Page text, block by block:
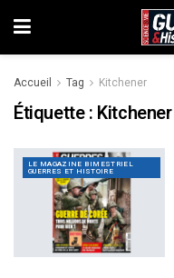
Accueil Tag Kitchener
Étiquette : Kitchener
LE MAGAZINE BIMESTRIEL
GUERRES ET HISTOIRE